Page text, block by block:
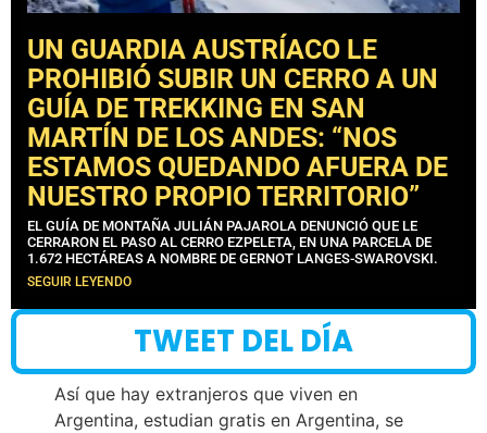
UN GUARDIA AUSTRÍACO LE
PROHIBIÓ SUBIR UN CERRO A UN
GUÍA DE TREKKING EN SAN
MARTÍN DE LOS ANDES: “NOS
ESTAMOS QUEDANDO AFUERA DE
NUESTRO PROPIO TERRITORIO”
EL GUÍA DE MONTAÑA JULIÁN PAJAROLA DENUNCIÓ QUE LE
CERRARON EL PASO AL CERRO EZPELETA, EN UNA PARCELA DE
1.672 HECTÁREAS A NOMBRE DE GERNOT LANGES-SWAROVSKI.
SEGUIR LEYENDO
TWEET DEL DÍA
Así que hay extranjeros que viven en
Argentina, estudian gratis en Argentina, se